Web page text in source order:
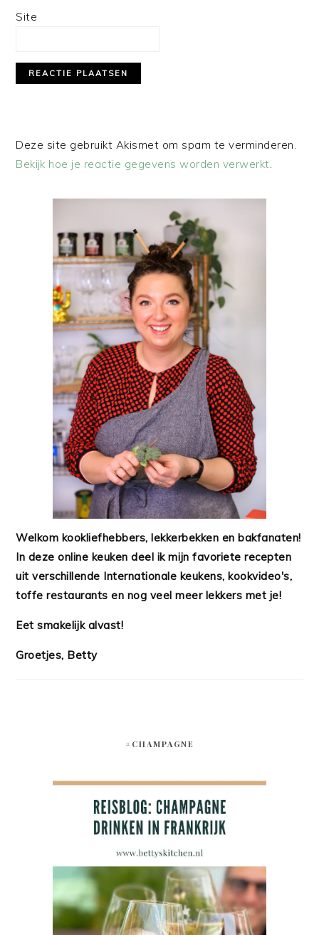
Site
Deze site gebruikt Akismet om spam te verminderen.
Bekijk hoe je reactie gegevens worden verwerkt.
Welkom kookliefhebbers, lekkerbekken en bakfanaten!
In deze online keuken deel ik mijn favoriete recepten
uit verschillende Internationale keukens, kookvideo's,
toffe restaurants en nog veel meer lekkers met je!
Eet smakelijk alvast!
Groetjes, Betty
#CHAMPAGNE